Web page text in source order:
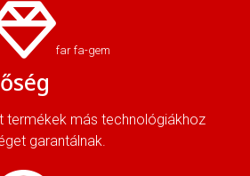
far fa-gem
termékek más technológiákhoz
garantálnak.